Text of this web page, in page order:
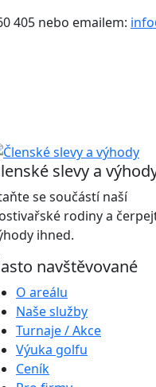
405 nebo emailem:
slevy a
se součástí naší
rodiny a
ihned.
navštěvované
O areálu
Naše služby
Turnaje / Akce
Výuka golfu
Ceník